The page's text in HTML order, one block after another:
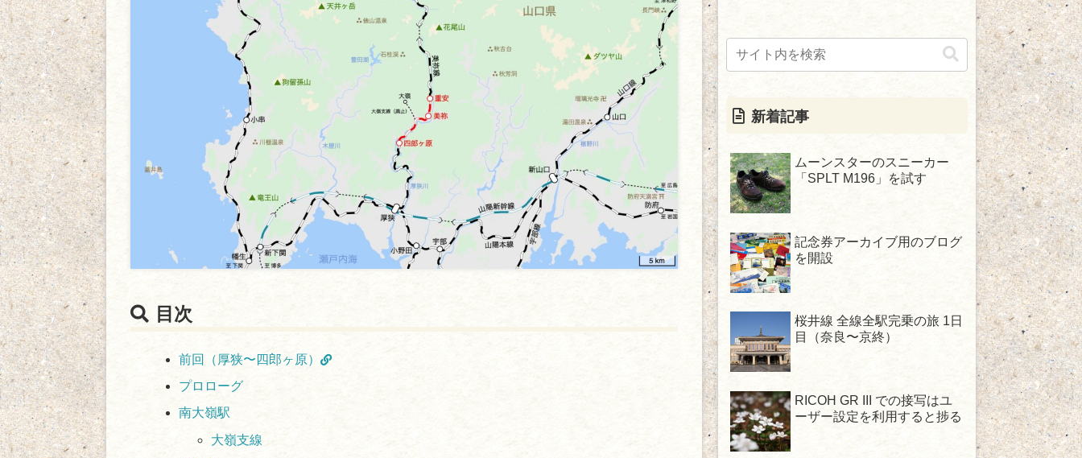
目次
前回（厚狭〜四郎ヶ原）
プロローグ
南大嶺駅
大嶺支線
新着記事
ムーンスターのスニーカー
「SPLT M196」を試す
記念券アーカイブ用のブログ
を開設
桜井線 全線全駅完乗の旅 1日
目（奈良〜京終）
RICOH GR III での接写はユ
ーザー設定を利用すると捗る